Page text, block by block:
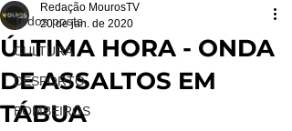
Todos posts
CULTURA
DESPORTO
BOMBEIROS
ÚLTIMA HORA - ONDA
DE ASSALTOS EM
TÁBUA
Redação MourosTV
20 de jan. de 2020